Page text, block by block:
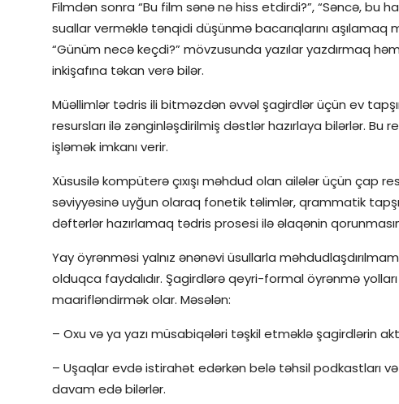
Filmdən sonra “Bu film sənə nə hiss etdirdi?”, “Səncə, bu
suallar verməklə tənqidi düşünmə bacarıqlarını
“Günüm necə keçdi?” mövzusunda yazılar yazdırmaq
inkişafına təkan verə bilər.
Müəllimlər tədris ili bitməzdən əvvəl şagirdlər üçün ev
resursları ilə zənginləşdirilmiş dəstlər hazırlaya bilərlər.
işləmək imkanı verir.
Xüsusilə kompüterə çıxışı məhdud olan ailələr üçün çap
səviyyəsinə uyğun olaraq fonetik təlimlər, qrammatik
dəftərlər hazırlamaq tədris prosesi ilə əlaqənin
Yay öyrənməsi yalnız ənənəvi üsullarla
olduqca faydalıdır. Şagirdlərə qeyri-formal öyrənmə
maarifləndirmək olar. Məsələn:
– Oxu və ya yazı müsabiqələri təşkil etməklə şagirdlərin
– Uşaqlar evdə istirahət edərkən belə təhsil podkastları
davam edə bilərlər.